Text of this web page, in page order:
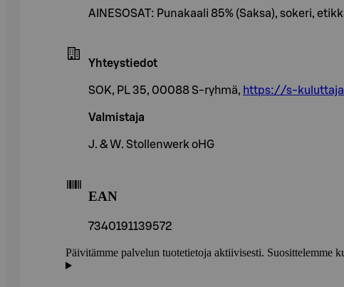
AINESOSAT: Punakaali 85% (Saksa), sokeri,
Yhteystiedot
SOK, PL 35, 00088 S-ryhmä, https://s-
Valmistaja
J. & W. Stollenwerk oHG
EAN
7340191139572
Päivitämme palvelun tuotetietoja aktiivisesti. Suosittelemme